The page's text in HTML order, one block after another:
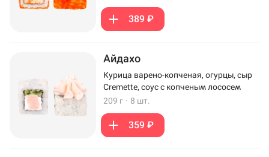
389 ₽
Айдахо
Курица варено-копченая, огурцы, сыр
Cremette, соус с копченым лососем
209 г · 8 шт.
359 ₽